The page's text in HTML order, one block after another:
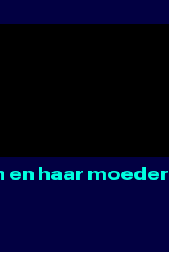
en haar moeder